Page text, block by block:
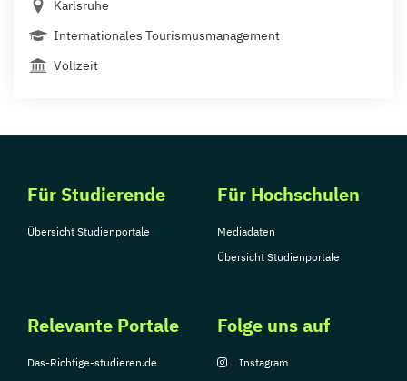
Karlsruhe
Internationales Tourismusmanagement
Vollzeit
Für Studierende
Übersicht Studienportale
Für Hochschulen
Mediadaten
Übersicht Studienportale
Relevante Portale
Das-Richtige-studieren.de
Folge uns auf
Instagram